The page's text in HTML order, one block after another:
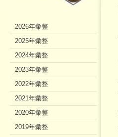
2026年彙整
2025年彙整
2024年彙整
2023年彙整
2022年彙整
2021年彙整
2020年彙整
2019年彙整